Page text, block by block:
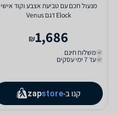
מנעול חכם עם טביעת אצבע וקוד אישי
Elock דגם Venus
1,686
₪
משלוח חינם
עד 7 ימי עסקים
קנו ב- zapstore